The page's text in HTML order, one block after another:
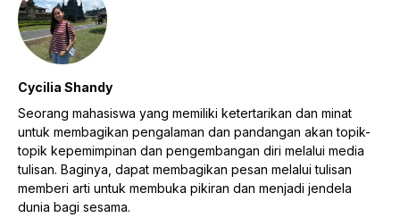
Cycilia Shandy
Seorang mahasiswa yang memiliki ketertarikan dan minat
untuk membagikan pengalaman dan pandangan akan topik-
topik kepemimpinan dan pengembangan diri melalui media
tulisan. Baginya, dapat membagikan pesan melalui tulisan
memberi arti untuk membuka pikiran dan menjadi jendela
dunia bagi sesama.